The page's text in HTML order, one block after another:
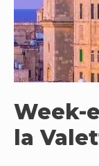
Week-
la